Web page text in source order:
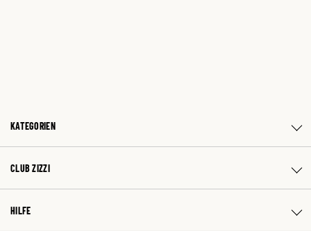
KATEGORIEN
CLUB ZIZZI
HILFE